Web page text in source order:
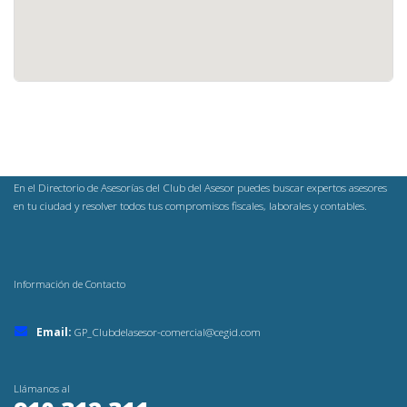
En el Directorio de Asesorías del Club del Asesor puedes buscar expertos asesores
en tu ciudad y resolver todos tus compromisos fiscales, laborales y contables.
Información de Contacto
Email: GP_Clubdelasesor-comercial@cegid.com
Llámanos al